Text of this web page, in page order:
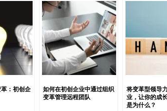
数据显示，仅有25%的变革管理项目能长期成功，
要性。对于团队规模较小、成员角色多样化的初
知 首先，有效沟通确保团队成员对变革的“是什么”
理由有助于激发团队成员的主人翁意识和责任感
桥梁。通过沟通，领导者可以激励团队、化解抵
聚力与士气 在初创企业快速变化的环境中，有效
施，同时争取所有相关方的认同，从而最大限度地
的变革管理项目能够在长期内取得成功。 变革项
：初创企
如何在初创企业中通过组织
变革管理远程团队
将变革型领导
业，让你的成
是为什么？